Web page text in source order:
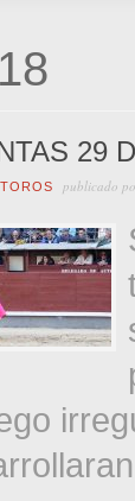
29
TOROS publicado